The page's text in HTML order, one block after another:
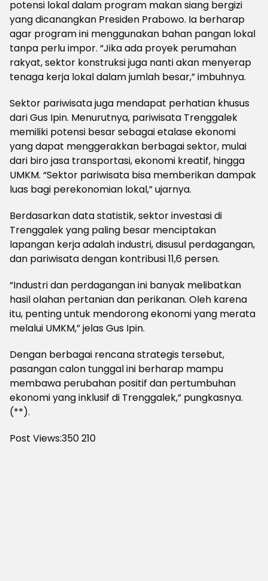
potensi lokal dalam program makan siang bergizi
yang dicanangkan Presiden Prabowo. Ia berharap
agar program ini menggunakan bahan pangan lokal
tanpa perlu impor. “Jika ada proyek perumahan
rakyat, sektor konstruksi juga nanti akan menyerap
tenaga kerja lokal dalam jumlah besar,” imbuhnya.
Sektor pariwisata juga mendapat perhatian khusus
dari Gus Ipin. Menurutnya, pariwisata Trenggalek
memiliki potensi besar sebagai etalase ekonomi
yang dapat menggerakkan berbagai sektor, mulai
dari biro jasa transportasi, ekonomi kreatif, hingga
UMKM. “Sektor pariwisata bisa memberikan dampak
luas bagi perekonomian lokal,” ujarnya.
Berdasarkan data statistik, sektor investasi di
Trenggalek yang paling besar menciptakan
lapangan kerja adalah industri, disusul perdagangan,
dan pariwisata dengan kontribusi 11,6 persen.
“Industri dan perdagangan ini banyak melibatkan
hasil olahan pertanian dan perikanan. Oleh karena
itu, penting untuk mendorong ekonomi yang merata
melalui UMKM,” jelas Gus Ipin.
Dengan berbagai rencana strategis tersebut,
pasangan calon tunggal ini berharap mampu
membawa perubahan positif dan pertumbuhan
ekonomi yang inklusif di Trenggalek,” pungkasnya.
(**).
Post Views:350210